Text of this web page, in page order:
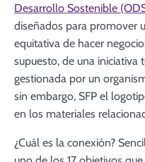
Desarrollo Sostenible
diseñados para promover
equitativa de hacer
supuesto, de una
gestionada por un
sin embargo, SFP el
en los materiales
¿Cuál es la conexión?